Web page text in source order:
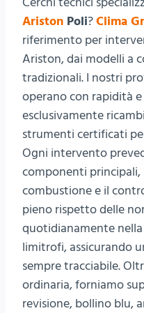
Ariston Poli?Clima
riferimento per
Ariston, dai modelli a
tradizionali. I nostri
operano con rapidità
esclusivamente
strumenti certificati
Ogni intervento
componenti principali,
combustione e il
pieno rispetto delle
quotidianamente
limitrofi, assicurando
sempre tracciabile.
ordinaria, forniamo
revisione, bollino blu,